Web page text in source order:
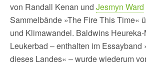
von Randall Kenan und Jesmyn Ward
Sammelbände »The Fire This Time«
und Klimawandel. Baldwins Heureka-
Leukerbad – enthalten im Essayband
dieses Landes« – wurde wiederum